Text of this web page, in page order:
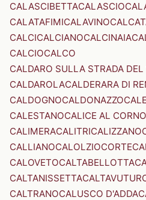
CALASCIBETTACALASCIO
CALATAFIMICALAVINO
CALCICALCIANOCALCINAIA
CALCIOCALCO
CALDARO SULLA STRADA
CALDAROLACALDERARA DI
CALDOGNOCALDONAZZO
CALESTANOCALICE AL
CALIMERACALITRICALIZZANO
CALLIANOCALOLZIOCORTE
CALOVETOCALTABELLOTTA
CALTANISSETTA
CALTRANOCALUSCO D'ADDA